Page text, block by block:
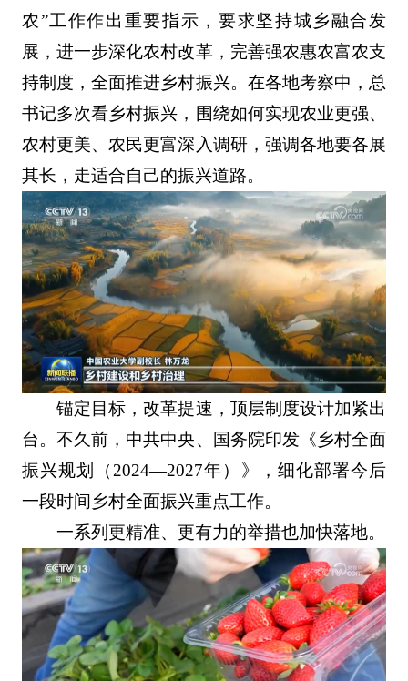
农”工作作出重要指示，要求坚持城乡融合发
展，进一步深化农村改革，完善强农惠农富农支
持制度，全面推进乡村振兴。在各地考察中，总
书记多次看乡村振兴，围绕如何实现农业更强、
农村更美、农民更富深入调研，强调各地要各展
其长，走适合自己的振兴道路。
锚定目标，改革提速，顶层制度设计加紧出
台。不久前，中共中央、国务院印发《乡村全面
振兴规划（2024—2027年）》，细化部署今后
一段时间乡村全面振兴重点工作。
一系列更精准、更有力的举措也加快落地。